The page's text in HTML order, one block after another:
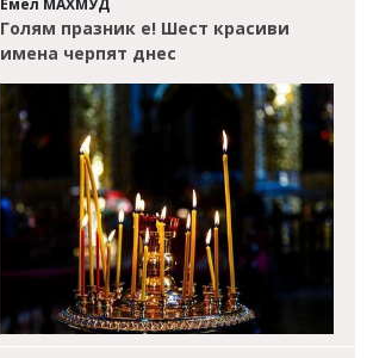
Емел МАХМУД
Голям празник е! Шест красиви
имена черпят днес